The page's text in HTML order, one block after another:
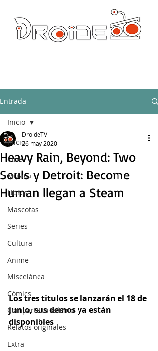
Entrada
Inicio
Cine
Música
Libros
Mascotas
Series
Cultura
Anime
Miscelánea
Cómics
Comparte tu talento
Relatos originales
Extra
Inicio
Heavy Rain, Beyond: Two
Souls y Detroit: Become
Human llegan a Steam
DroideTV
26 may 2020
Los tres titulos se lanzarán el 18 de
junio, sus demos ya están
disponibles